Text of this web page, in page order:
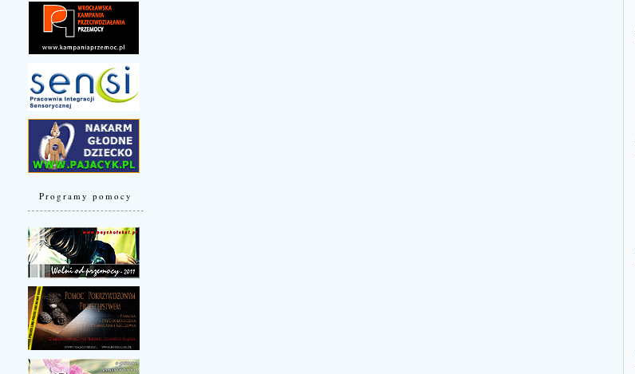
Programy pomocy